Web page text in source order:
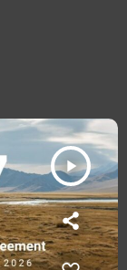
play_arrow